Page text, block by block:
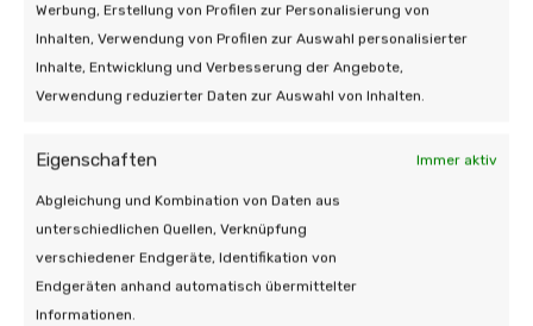
Werbung, Erstellung von Profilen zur Personalisierung von
Inhalten, Verwendung von Profilen zur Auswahl personalisierter
Inhalte, Entwicklung und Verbesserung der Angebote,
Verwendung reduzierter Daten zur Auswahl von Inhalten.
Eigenschaften Immer aktiv
Abgleichung und Kombination von Daten aus
unterschiedlichen Quellen, Verknüpfung
verschiedener Endgeräte, Identifikation von
Endgeräten anhand automatisch übermittelter
Informationen.
09 Juni 2026 | Zonnepanelen
Die Kosten für das Entfernen und